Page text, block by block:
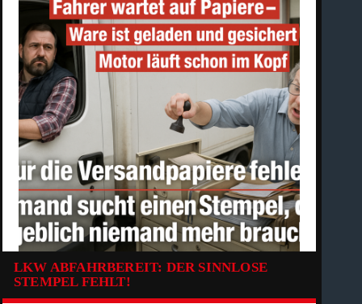
LKW ABFAHRBEREIT: DER SINNLOSE
STEMPEL FEHLT!